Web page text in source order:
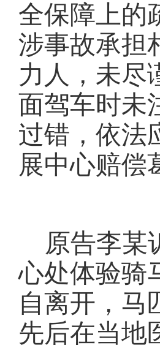
全保障上的
涉事故承担
力人，未尽
面驾车时未
过错，依法
展中心赔偿
原告李某
心处体验骑
自离开，马
先后在当地